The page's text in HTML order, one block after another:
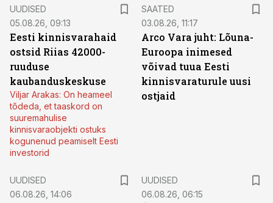
UUDISED
05.08.26, 09:13
Eesti kinnisvarahaid
ostsid Riias 42000-
ruuduse
kaubanduskeskuse
Viljar Arakas: On heameel
tõdeda, et taaskord on
suuremahulise
kinnisvaraobjekti ostuks
kogunenud peamiselt Eesti
investorid
SAATED
03.08.26, 11:17
Arco Vara juht: Lõuna-
Euroopa inimesed
võivad tuua Eesti
kinnisvaraturule uusi
ostjaid
UUDISED
06.08.26, 14:06
UUDISED
06.08.26, 06:15